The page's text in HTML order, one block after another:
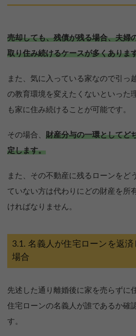
売却しても、残債が残る場合、夫婦
取り住み続けるケースが多くありま
また、気に入っている家なので引っ
の教育環境を変えたくないといった
も家に住み続けることが可能です。
その場合、 財産分与の一環としてど
定します。
また、その不動産に残るローンをど
ていない方は代わりにどの財産を所
ければなりません。
名義人が住宅ローンを返
場合
先述した通り離婚後に家を売らずに
住宅ローンの名義人が誰であるか確
す。